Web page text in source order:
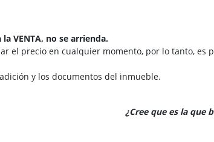
VENTA, no se arrienda.
el precio en cualquier momento, por lo tanto,
y los documentos del inmueble.
¿Cree que es la que